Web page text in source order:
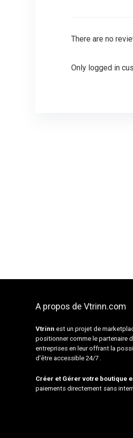
There are no
Only logged in
A propos de Vtrinn.com
Vtrinn est un projet de
positionner comme le partenaire
entreprises en leur offrant la
d’être accessible 24/7 .
Créer et Gérer votre boutique
paiements directement sans